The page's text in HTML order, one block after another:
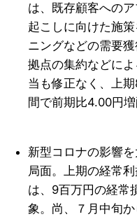
は、既存顧客への
起こしに向けた施
ニングなどの需要
拠点の集約などに
当も修正なく、上
間で前期比4.00円
新型コロナの影響
局面。上期の経常
は、9百万円の経常
象。尚、７月中旬